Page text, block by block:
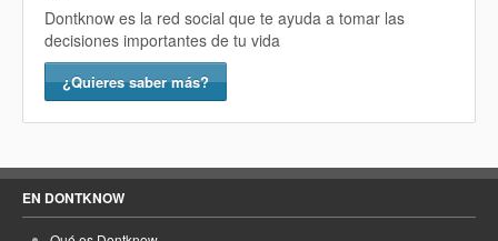
Dontknow es la red social que te ayuda a tomar las
decisiones importantes de tu vida
¿Quieres saber más?
EN DONTKNOW